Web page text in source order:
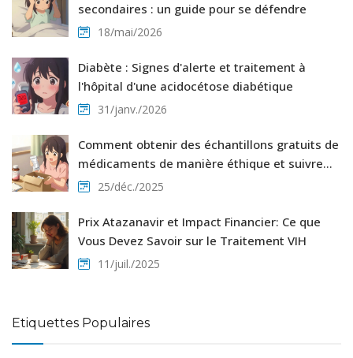
secondaires : un guide pour se défendre
18/mai/2026
Diabète : Signes d'alerte et traitement à
l'hôpital d'une acidocétose diabétique
31/janv./2026
Comment obtenir des échantillons gratuits de
médicaments de manière éthique et suivre
les dates de péremption
25/déc./2025
Prix Atazanavir et Impact Financier: Ce que
Vous Devez Savoir sur le Traitement VIH
11/juil./2025
Etiquettes Populaires